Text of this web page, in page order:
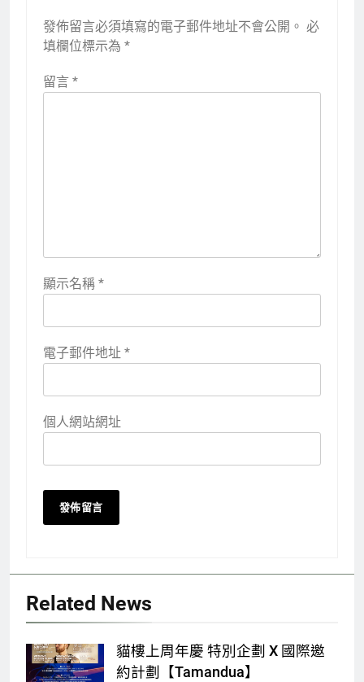
發佈留言必須填寫的電子郵件地址不會公開。 必
填欄位標示為 *
留言 *
顯示名稱 *
電子郵件地址 *
個人網站網址
Related News
貓樓上周年慶 特別企劃 X 國際邀
約計劃【Tamandua】